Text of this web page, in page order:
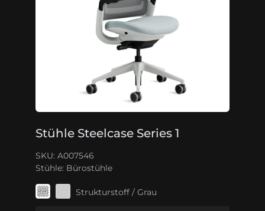
Stühle Steelcase Series 1
SKU: A007546
Stühle: Bürostühle
Strukturstoff / Grau